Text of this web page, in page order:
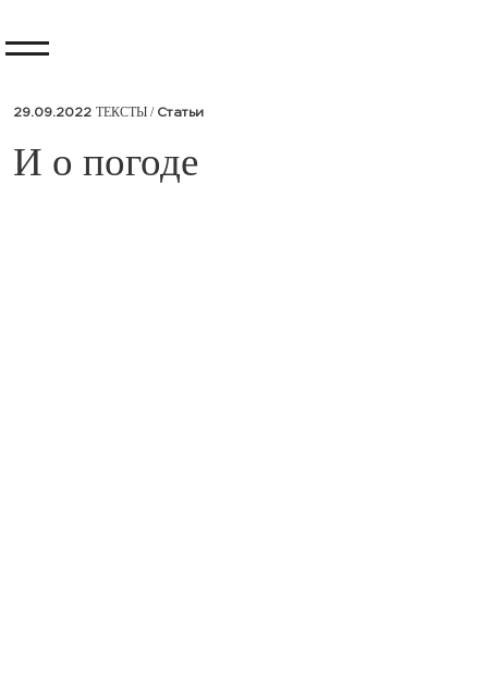
29.09.2022 ТЕКСТЫ / Статьи
​И о погоде